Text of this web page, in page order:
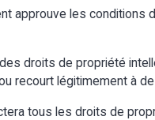
approuve les
droits de propriété
recourt légitimement à
tous les droits de